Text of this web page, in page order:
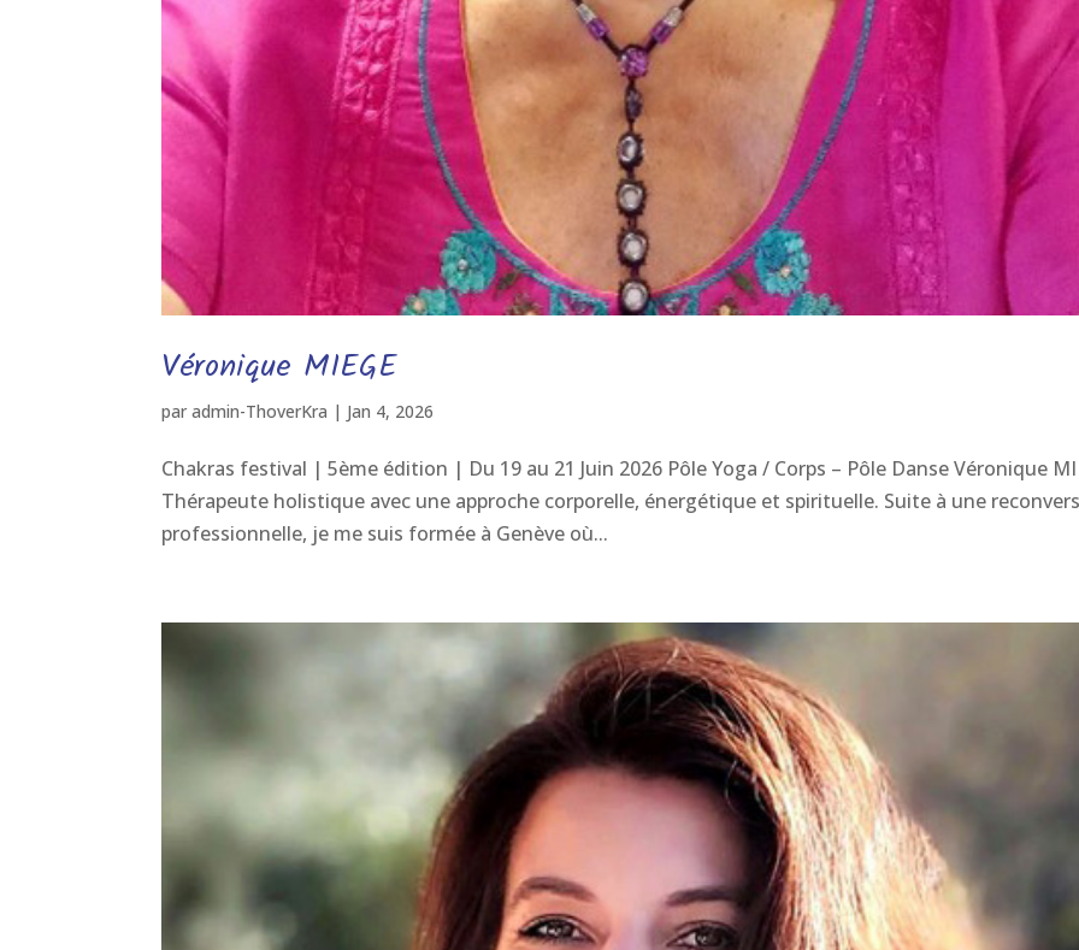
Véronique MIEGE
paradmin-ThoverKra | Jan 4, 2026
Chakras festival | 5ème édition | Du 19 au 21 Juin 2026 Pôle Yoga / Corps – Pôle Danse Véronique
Thérapeute holistique avec une approche corporelle, énergétique et spirituelle. Suite à une
professionnelle, je me suis formée à Genève où...